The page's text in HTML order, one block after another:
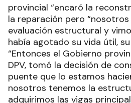
provincial “encaró la
la reparación pero
evaluación estructural y
había agotado su vida útil,
“Entonces el Gobierno
DPV, tomó la decisión de
puente que lo estamos
nosotros tenemos la
adquirimos las vigas